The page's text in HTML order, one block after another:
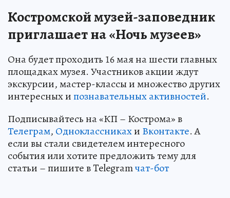
Костромской музей-заповедник
приглашает на «Ночь музеев»
Она будет проходить 16 мая на шести главных
площадках музея. Участников акции ждут
экскурсии, мастер-классы и множество других
интересных ипознавательных активностей.
Подписывайтесь на «КП – Кострома» в
Телеграм, Одноклассникахи Вконтакте. А
если вы стали свидетелем интересного
события или хотите предложить тему для
статьи – пишите в Telegramчат-бот